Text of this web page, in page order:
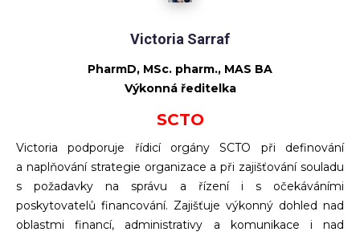
Victoria Sarraf
PharmD, MSc. pharm., MAS BA
Výkonná ředitelka
SCTO
Victoria podporuje řídicí orgány SCTO při definování
a naplňování strategie organizace a při zajišťování souladu
s požadavky na správu a řízení i s očekáváními
poskytovatelů financování. Zajišťuje výkonný dohled nad
oblastmi financí, administrativy a komunikace i nad